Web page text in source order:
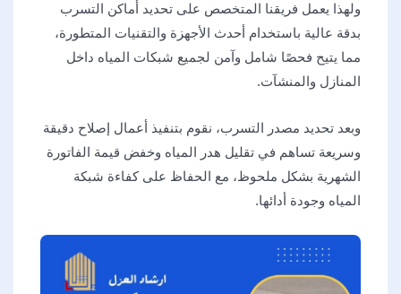
ولهذا يعمل فريقنا المتخصص على تحديد أماكن التسرب
بدقة عالية باستخدام أحدث الأجهزة والتقنيات المتطورة،
مما يتيح فحصًا شامل وآمن لجميع شبكات المياه داخل
المنازل والمنشآت.
وبعد تحديد مصدر التسرب، نقوم بتنفيذ أعمال إصلاح دقيقة
وسريعة تساهم في تقليل هدر المياه وخفض قيمة الفاتورة
الشهرية بشكل ملحوظ، مع الحفاظ على كفاءة شبكة
المياه وجودة أدائها.